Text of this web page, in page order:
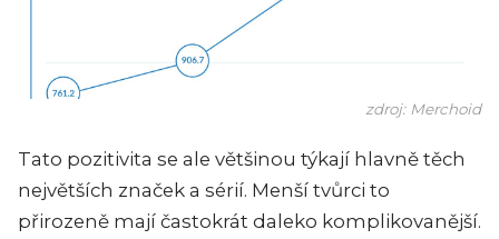
zdroj: Merchoid
Tato pozitivita se ale většinou týkají hlavně těch
největších značek a sérií. Menší tvůrci to
přirozeně mají častokrát daleko komplikovanější.